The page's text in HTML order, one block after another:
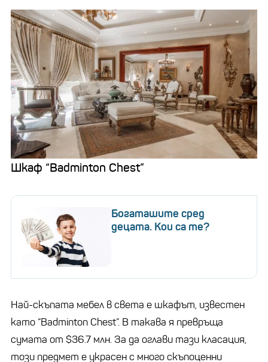
Шкаф “Badminton Chest”
Богаташите сред
децата. Кои са те?
Най-скъпата мебел в света е шкафът, известен
като “Badminton Chest”. В такава я превръща
сумата от $36.7 млн. За да оглави тази класация,
този предмет е украсен с много скъпоценни